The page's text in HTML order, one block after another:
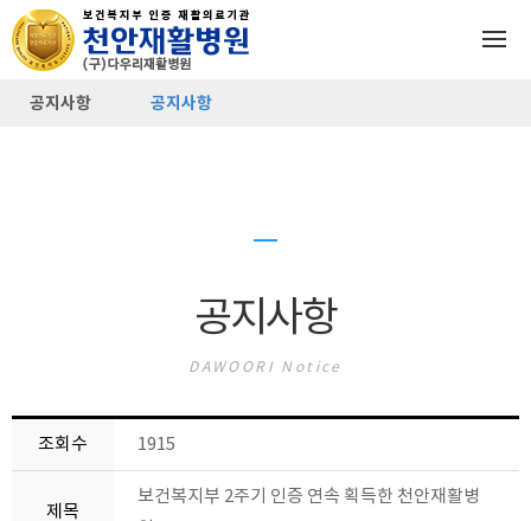
공지사항 공지사항
공지사항
DAWOORI Notice
조회수 1915
제목
보건복지부 2주기 인증 연속 획득한 천안재활병